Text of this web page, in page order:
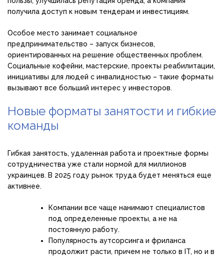
получила доступ к новым тендерам и инвестициям.
Особое место занимает социальное
предпринимательство – запуск бизнесов,
ориентированных на решение общественных проблем.
Социальные кофейни, мастерские, проекты реабилитации,
инициативы для людей с инвалидностью – такие форматы
вызывают все больший интерес у инвесторов.
Новые форматы занятости и гибкие
команды
Гибкая занятость, удаленная работа и проектные формы
сотрудничества уже стали нормой для миллионов
украинцев. В 2025 году рынок труда будет меняться еще
активнее.
Компании все чаще нанимают специалистов
под определенные проекты, а не на
постоянную работу.
Популярность аутсорсинга и фриланса
продолжит расти, причем не только в IT, но и в